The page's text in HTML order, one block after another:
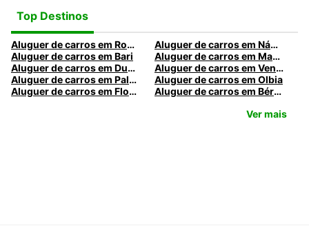
Top Destinos
Aluguer de carros em Roma
Aluguer de carros em Nápoles
Aluguer de carros em Bari
Aluguer de carros em Madrid
Aluguer de carros em Dublin
Aluguer de carros em Veneza
Aluguer de carros em Palermo
Aluguer de carros em Olbia
Aluguer de carros em Florença
Aluguer de carros em Bérgamo
Ver mais